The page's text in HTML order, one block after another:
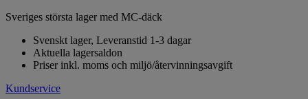
Sveriges största lager med MC-däck
Svenskt lager, Leveranstid 1-3 dagar
Aktuella lagersaldon
Priser inkl. moms och miljö/återvinningsavgift
Kundservice